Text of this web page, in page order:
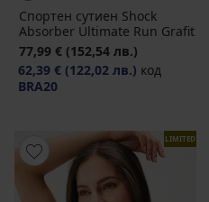
Спортен сутиен Shock
Absorber Ultimate Run Grafit
77,99 € (152,54 лв.)
62,39 € (122,02 лв.) код
BRA20
LIMITED